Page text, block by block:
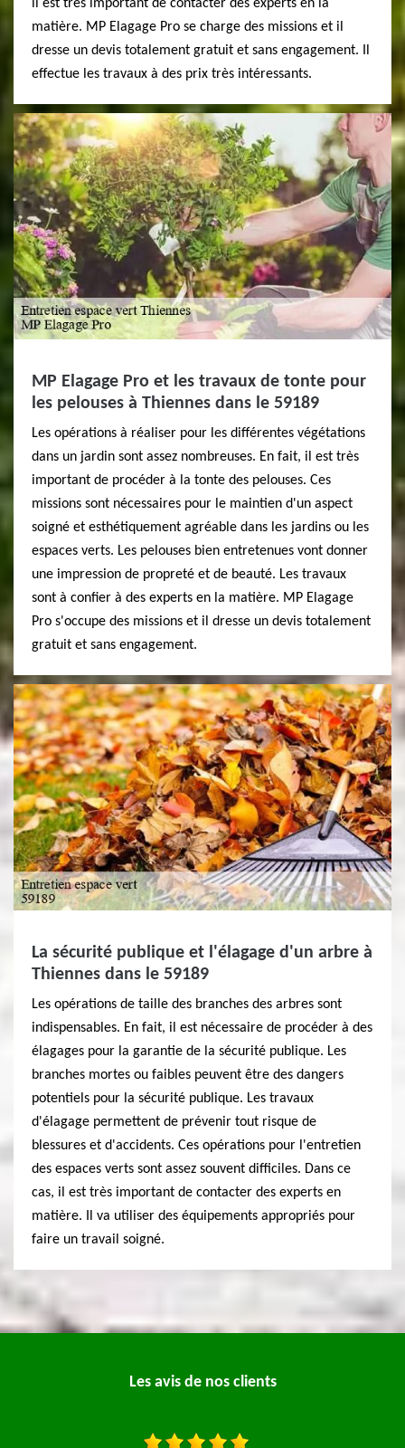
il est très important de contacter des experts en la
matière. MP Elagage Pro se charge des missions et il
dresse un devis totalement gratuit et sans engagement. Il
effectue les travaux à des prix très intéressants.
MP Elagage Pro et les travaux de tonte pour
les pelouses à Thiennes dans le 59189
Les opérations à réaliser pour les différentes végétations
dans un jardin sont assez nombreuses. En fait, il est très
important de procéder à la tonte des pelouses. Ces
missions sont nécessaires pour le maintien d'un aspect
soigné et esthétiquement agréable dans les jardins ou les
espaces verts. Les pelouses bien entretenues vont donner
une impression de propreté et de beauté. Les travaux
sont à confier à des experts en la matière. MP Elagage
Pro s'occupe des missions et il dresse un devis totalement
gratuit et sans engagement.
La sécurité publique et l'élagage d'un arbre à
Thiennes dans le 59189
Les opérations de taille des branches des arbres sont
indispensables. En fait, il est nécessaire de procéder à des
élagages pour la garantie de la sécurité publique. Les
branches mortes ou faibles peuvent être des dangers
potentiels pour la sécurité publique. Les travaux
d'élagage permettent de prévenir tout risque de
blessures et d'accidents. Ces opérations pour l'entretien
des espaces verts sont assez souvent difficiles. Dans ce
cas, il est très important de contacter des experts en
matière. Il va utiliser des équipements appropriés pour
faire un travail soigné.
Les avis de nos clients